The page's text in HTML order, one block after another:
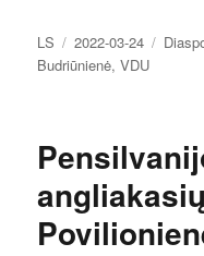
Autorius
LS Paskelbta
2022-03-24
Budriūnienė,VDU